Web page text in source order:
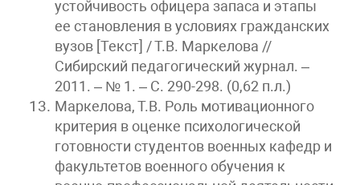
устойчивость офицера запаса и этапы
ее становления в условиях гражданских
вузов [Текст] / Т.В. Маркелова //
Сибирский педагогический журнал. –
2011. – № 1. – С. 290-298. (0,62 п.л.)
Маркелова, Т.В. Роль мотивационного
критерия в оценке психологической
готовности студентов военных кафедр и
факультетов военного обучения к